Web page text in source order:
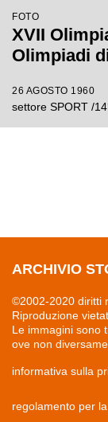
FOTO
XVII
Olimpiadi
26 AGOSTO 1960
settore SPORT /
ARCHIVIO
©2002-2020 diritti
Riproduzione
Le immagini sono
ove non
informativa sulla
regolamento per